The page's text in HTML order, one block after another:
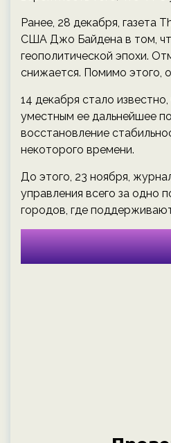
Ранее, 28 декабря, газета
США Джо Байдена в том,
геополитической эпохи.
снижается. Помимо этого,
14 декабря стало
уместным ее дальнейшее
восстановление
некоторого времени.
До этого, 23 ноября,
управления всего за одно
городов, где